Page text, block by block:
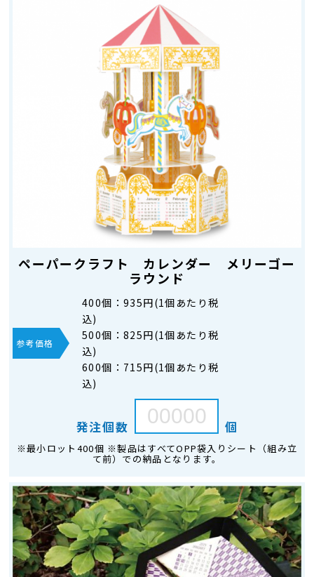
ペーパークラフト カレンダー メリーゴー
ラウンド
参考価格
400個： 935円(1個あたり税
込)
500個： 825円(1個あたり税
込)
600個： 715円(1個あたり税
込)
発注個数 個
※最小ロット400個 ※製品はすべてOPP袋入りシート（組み立
て前）での納品となります。